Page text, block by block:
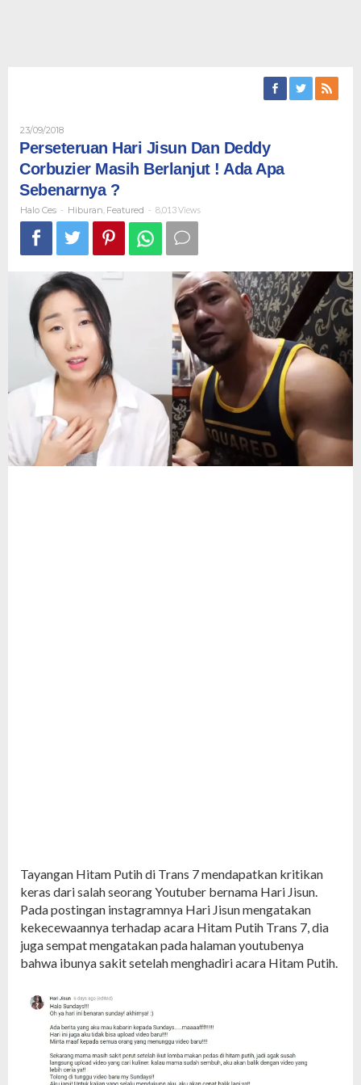
23/09/2018Oleh
Ces
Perseteruan Hari Jisun Dan Deddy
Corbuzier Masih Berlanjut ! Ada Apa
Sebenarnya ?
Halo Ces - Hiburan Featured - 8,013 Views
Tayangan Hitam Putih di Trans 7 mendapatkan kritikan
keras dari salah seorang Youtuber bernama Hari Jisun.
Pada postingan instagramnya Hari Jisun mengatakan
kekecewaannya terhadap acara Hitam Putih Trans 7, dia
juga sempat mengatakan pada halaman youtubenya
bahwa ibunya sakit setelah menghadiri acara Hitam Putih.